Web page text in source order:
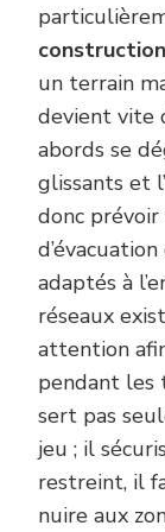
un terrain
devient vite
abords se
glissants et
donc
adaptés à
réseaux
attention
pendant les
sert pas
jeu ; il
restreint, il
nuire aux